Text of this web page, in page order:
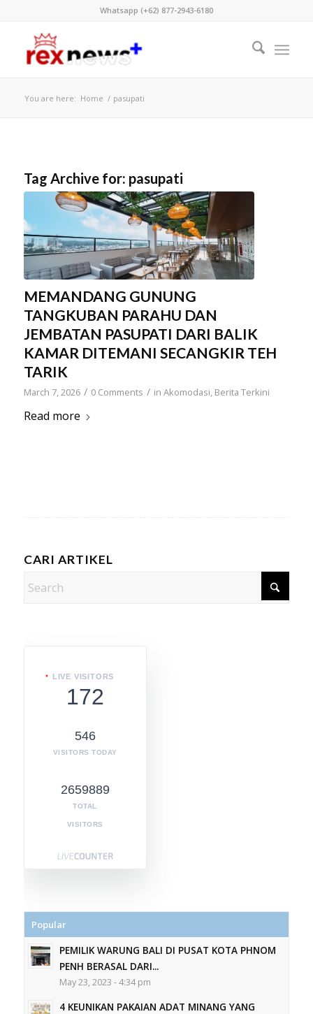
Whatsapp (+62) 877-2943-6180
You are here: Home / pasupati
Tag Archive for: pasupati
MEMANDANG GUNUNG
TANGKUBAN PARAHU DAN
JEMBATAN PASUPATI DARI BALIK
KAMAR DITEMANI SECANGKIR TEH
TARIK
March 7, 2026 / 0 Comments / in Akomodasi, Berita Terkini
Read more
CARI ARTIKEL
LIVE VISITORS
172
546
VISITORS TODAY
2659889
TOTAL
VISITORS
Popular
PEMILIK WARUNG BALI DI PUSAT KOTA PHNOM
PENH BERASAL DARI...
May 23, 2023 - 4:34 pm
4 KEUNIKAN PAKAIAN ADAT MINANG YANG